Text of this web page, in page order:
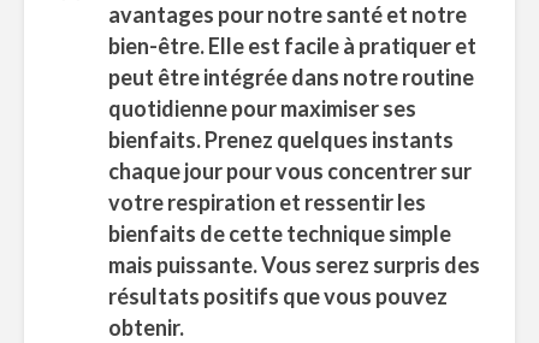
avantages pour notre santé et notre
bien-être. Elle est facile à pratiquer et
peut être intégrée dans notre routine
quotidienne pour maximiser ses
bienfaits. Prenez quelques instants
chaque jour pour vous concentrer sur
votre respiration et ressentir les
bienfaits de cette technique simple
mais puissante. Vous serez surpris des
résultats positifs que vous pouvez
obtenir.